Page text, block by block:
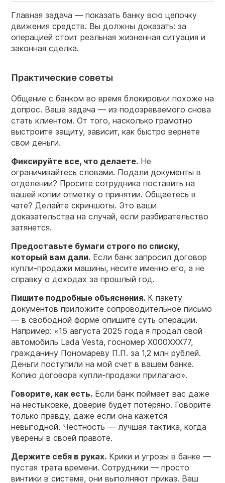
Главная задача — показать банку всю цепочку
движения средств. Вы должны доказать: за
операцией стоит реальная жизненная ситуация и
законная сделка.
Практические советы
Общение с банком во время блокировки похоже на
допрос. Ваша задача — из подозреваемого снова
стать клиентом. От того, насколько грамотно
выстроите защиту, зависит, как быстро вернете
свои деньги.
Фиксируйте все, что делаете. Не
ограничивайтесь словами. Подали документы в
отделении? Просите сотрудника поставить на
вашей копии отметку о принятии. Общаетесь в
чате? Делайте скриншоты. Это ваши
доказательства на случай, если разбирательство
затянется.
Предоставьте бумаги строго по списку,
который вам дали. Если банк запросил договор
купли-продажи машины, несите именно его, а не
справку о доходах за прошлый год.
Пишите подробные объяснения. К пакету
документов приложите сопроводительное письмо
— в свободной форме опишите суть операции.
Например: «15 августа 2025 года я продал свой
автомобиль Lada Vesta, госномер Х000ХХХ77,
гражданину Пономареву П.П. за 1,2 млн рублей.
Деньги поступили на мой счет в вашем банке.
Копию договора купли-продажи прилагаю».
Говорите, как есть. Если банк поймает вас даже
на нестыковке, доверие будет потеряно. Говорите
только правду, даже если она кажется
невыгодной. Честность — лучшая тактика, когда
уверены в своей правоте.
Держите себя в руках. Крики и угрозы в банке —
пустая трата времени. Сотрудники — просто
винтики в системе, они выполняют приказ. Ваш